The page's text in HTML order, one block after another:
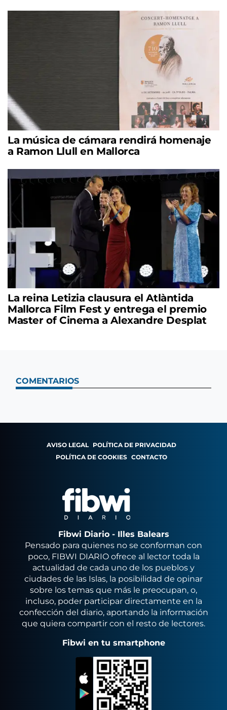
La música de cámara rendirá homenaje
a Ramon Llull en Mallorca
La reina Letizia clausura el Atlàntida
Mallorca Film Fest y entrega el premio
Master of Cinema a Alexandre Desplat
COMENTARIOS
AVISO LEGAL POLÍTICA DE PRIVACIDAD
POLÍTICA DE COOKIES CONTACTO
Fibwi Diario - Illes Balears
Pensado para quienes no se conforman con
poco, FIBWI DIARIO ofrece al lector toda la
actualidad de cada uno de los pueblos y
ciudades de las Islas, la posibilidad de opinar
sobre los temas que más le preocupan, o,
incluso, poder participar directamente en la
confección del diario, aportando la información
que quiera compartir con el resto de lectores.
Fibwi en tu smartphone